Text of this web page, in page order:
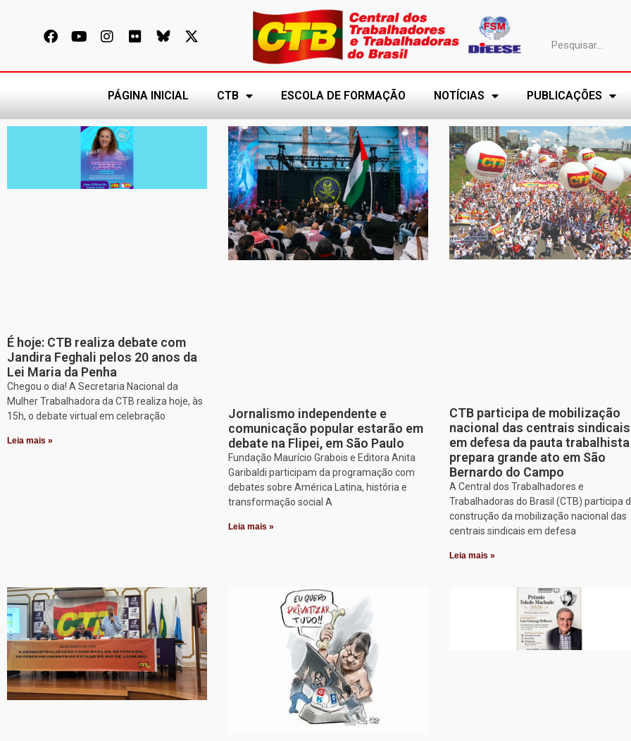
PÁGINA INICIAL CTB ESCOLA DE FORMAÇÃO NOTÍCIAS PUBLICAÇÕES
É hoje: CTB realiza debate com
Jandira Feghali pelos 20 anos da
Lei Maria da Penha
Chegou o dia! A Secretaria Nacional da
Mulher Trabalhadora da CTB realiza hoje, às
15h, o debate virtual em celebração
Leia mais »
Jornalismo independente e
comunicação popular estarão em
debate na Flipei, em São Paulo
Fundação Maurício Grabois e Editora Anita
Garibaldi participam da programação com
debates sobre América Latina, história e
transformação social A
Leia mais »
CTB participa de mobilização
nacional das centrais sindicais
em defesa da pauta trabalhista
prepara grande ato em São
Bernardo do Campo
A Central dos Trabalhadores e
Trabalhadoras do Brasil (CTB) participa
construção da mobilização nacional das
centrais sindicais em defesa
Leia mais »